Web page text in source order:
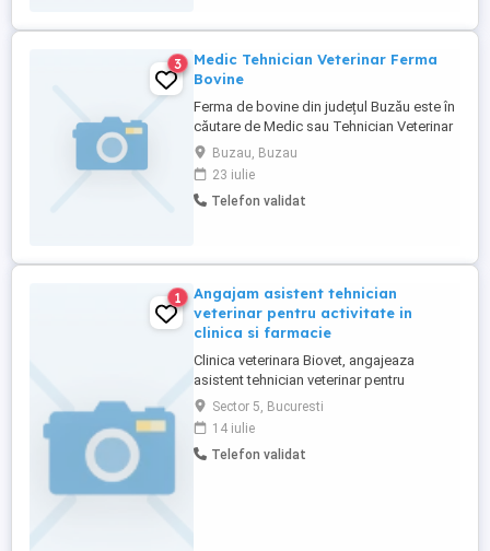
Pentru mai multe detalii sunați ...
3
Medic Tehnician Veterinar Ferma
Bovine
Ferma de bovine din județul Buzău este în
căutare de Medic sau Tehnician Veterinar
cu sau fără experiență. Dacă ai experiență
acesta este locul perfect unde poți
evolua. Pentru cei fără experiență, postul
oferă posibilitatea învățării și formării
Buzau, Buzau
23 iulie
Telefon validat
1
Angajam asistent tehnician
veterinar pentru activitate in
clinica si farmacie
Clinica veterinara Biovet, angajeaza
asistent tehnician veterinar pentru
activitate in clinica si farmacie. Detaliile
pachetului salarial se discuta la interviu.
Persoanele interesate sunt rugate sa
trimita CV la adresa din anunt sau pe nr de
Sector 5, Bucuresti
14 iulie
Telefon validat